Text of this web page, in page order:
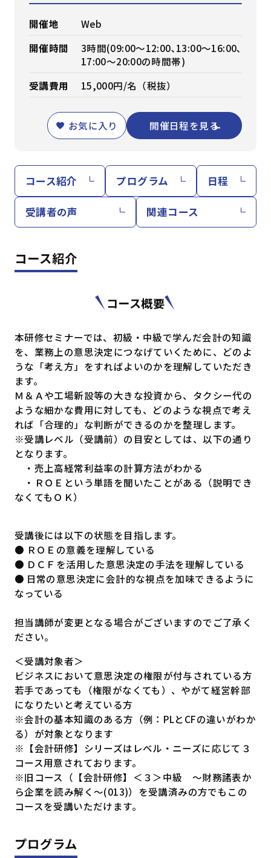
開催地
Web
開催時間
3時間(09:00～12:00､13:00～16:00､
17:00～20:00の時間帯)
受講費用
15,000円/名（税抜）
お気に入り 開催日程を見る
コース紹介 プログラム 日程
受講者の声 関連コース
コース紹介
コース概要
本研修セミナーでは、初級・中級で学んだ会計の知識
を、業務上の意思決定につなげていくために、どのよ
うな「考え方」をすればよいのかを理解していただき
ます。
Ｍ＆Ａや工場新設等の大きな投資から、タクシー代の
ような細かな費用に対しても、どのような視点で考え
れば「合理的」な判断ができるのかを整理します。
※受講レベル（受講前）の目安としては、以下の通り
となります。
・売上高経常利益率の計算方法がわかる
・ＲＯＥという単語を聞いたことがある（説明でき
なくてもＯＫ）
受講後には以下の状態を目指します。
● ＲＯＥの意義を理解している
● ＤＣＦを活用した意思決定の手法を理解している
● 日常の意思決定に会計的な視点を加味できるように
なっている
担当講師が変更となる場合がございますのでご了承く
ださい。
＜受講対象者＞
ビジネスにおいて意思決定の権限が付与されている方
若手であっても（権限がなくても）、やがて経営幹部
になりたいと考えている方
※会計の基本知識のある方（例：PLとCFの違いがわか
る）が対象となります
※【会計研修】シリーズはレベル・ニーズに応じて３
コース用意されております。
※旧コース（【会計研修】＜３＞中級 ～財務諸表か
ら企業を読み解く～(013)）を受講済みの方でもこの
コースを受講いただけます。
プログラム